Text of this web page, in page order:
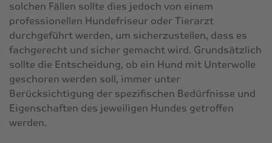
solchen Fällen sollte dies jedoch von einem
professionellen Hundefriseur oder Tierarzt
durchgeführt werden, um sicherzustellen, dass es
fachgerecht und sicher gemacht wird. Grundsätzlich
sollte die Entscheidung, ob ein Hund mit Unterwolle
geschoren werden soll, immer unter
Berücksichtigung der spezifischen Bedürfnisse und
Eigenschaften des jeweiligen Hundes getroffen
werden.